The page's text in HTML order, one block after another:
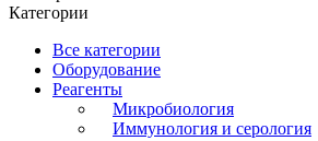
Категории
Все категории
Оборудование
Реагенты
Микробиология
Иммунология и серология